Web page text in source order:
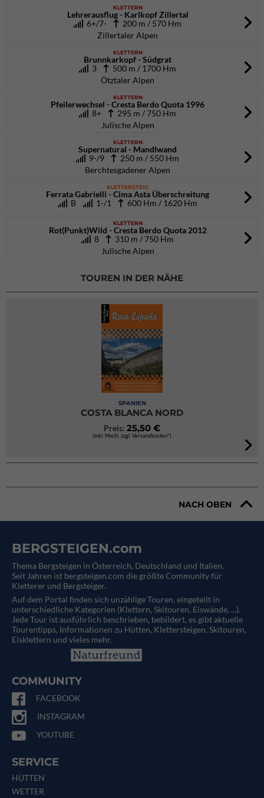
KLETTERN
Lehrerausflug - Karlkopf Zillertal
6+/7-
200 m / 570 Hm
Zillertaler Alpen
KLETTERN
Brunnkarkopf - Südgrat
3
500 m / 1700 Hm
Ötztaler Alpen
KLETTERN
Pfeilerwechsel - Cresta Berdo Quota 1996
8+
295 m / 750 Hm
Julische Alpen
KLETTERN
Supernatural - Mandlwand
9-/9
250 m / 550 Hm
Berchtesgadener Alpen
KLETTERSTEIG
Ferrata Gabrielli - Cima Asta Überschreitung
B
1-/1 600 Hm / 1620 Hm
KLETTERN
Rot(Punkt)Wild - Cresta Berdo Quota 2012
8
310 m / 750 Hm
Julische Alpen
TOUREN IN DER NÄHE
SPANIEN
COSTA BLANCA NORD
Preis: 25,50 €
(inkl. MwSt. zzgl. Versandkosten*)
NACH OBEN
BERGSTEIGEN.com
Thema Bergsteigen in Österreich, Deutschland und Italien.
Seit Jahren ist bergsteigen.com die größte Community für
Kletterer und Bergsteiger.
Auf dem Portal finden sich unzählige Touren, eingeteilt in
unterschiedliche Kategorien (Klettern, Skitouren, Eiswände, ...).
Jede Tour ist ausführlich beschrieben, bebildert, es gibt aktuelle
Tourentipps, Informationen zu Hütten, Klettersteigen, Skitouren,
Eisklettern und vieles mehr.
COMMUNITY
FACEBOOK
INSTAGRAM
YOUTUBE
SERVICE
HÜTTEN
WETTER